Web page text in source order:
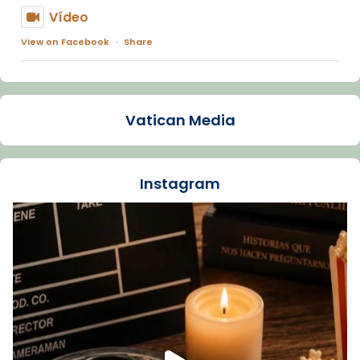
Vídeo
View on Facebook · Share
Arquebisbat de Barcelona
La Carmina va patir depressió. Fa gairebé
dos mesos, a l'Estadi Lluís Companys, la
Recupera l'entrevista comp
Vatican
tican News 👇
www.vaticannews.va/es/iglesia/news/2026-
07/carmina-historia-depresion-papa-viaje-
espana-testimoni...
Foto
Vatican Media
Instagram